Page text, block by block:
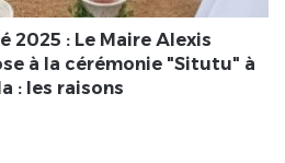
2025 : Le Maire Alexis
à la cérémonie "Situtu" à
: les raisons